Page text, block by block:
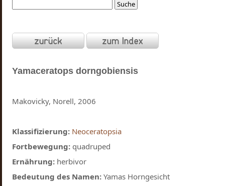
Yamaceratops dorngobiensis
Makovicky, Norell, 2006
Klassifizierung: Neoceratopsia
Fortbewegung: quadruped
Ernährung: herbivor
Bedeutung des Namen: Yamas Horngesicht